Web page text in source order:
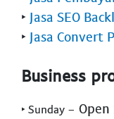
‣ Jasa SEO
‣ Jasa Convert
Business
‣ Sunday - Open